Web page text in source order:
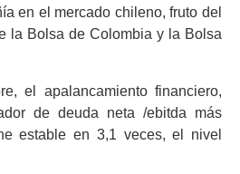
en el mercado chileno, fruto del
la Bolsa de Colombia y la Bolsa
el apalancamiento financiero,
de deuda neta /ebitda más
estable en 3,1 veces, el nivel